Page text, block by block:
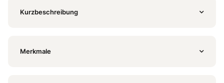
Kurzbeschreibung
Merkmale